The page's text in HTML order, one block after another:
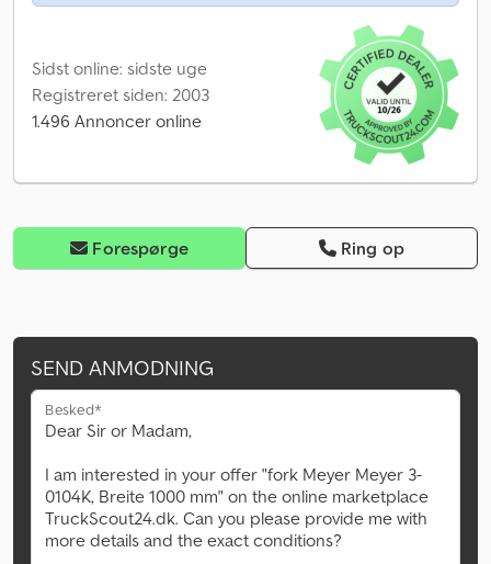
Sidst online: sidste uge
Registreret siden: 2003
1.496 Annoncer online
Forespørge Ring op
SEND ANMODNING
Besked*